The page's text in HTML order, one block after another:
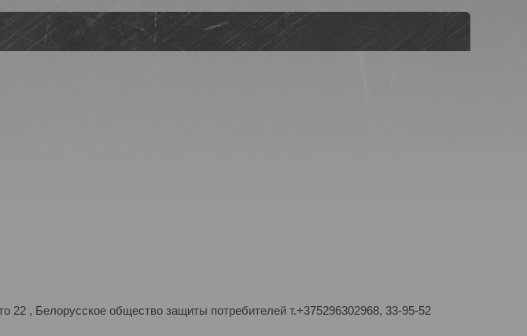
22 , Белорусское общество защиты потребителей т.+375296302968, 33-95-52